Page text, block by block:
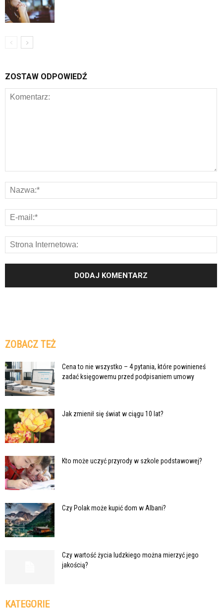
ZOSTAW ODPOWIEDŹ
ZOBACZ TEŻ
Cena to nie wszystko – 4 pytania, które powinieneś
zadać księgowemu przed podpisaniem umowy
Jak zmienił się świat w ciągu 10 lat?
Kto może uczyć przyrody w szkole podstawowej?
Czy Polak może kupić dom w Albani?
Czy wartość życia ludzkiego można mierzyć jego
jakością?
KATEGORIE